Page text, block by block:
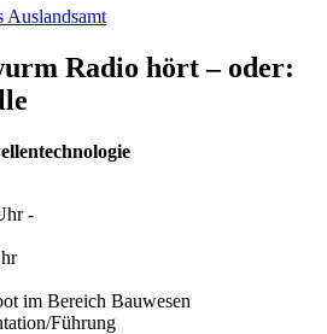
Auslandsamt
Radio hört – oder:
-
im Bereich Bauwesen
Führung